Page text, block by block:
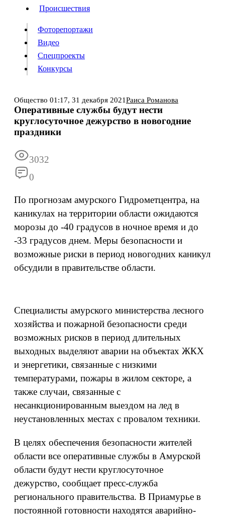
Происшествия
Видео
Конкурсы
Информация Подписка Реклама Архив
Происшествия
Фоторепортажи
Видео
Спецпроекты
Конкурсы
Общество 01:17, 31 декабря 2021Раиса Романова
Оперативные службы будут нести
круглосуточное дежурство в новогодние
праздники
3032
0
По прогнозам амурского Гидрометцентра, на
каникулах на территории области ожидаются
морозы до -40 градусов в ночное время и до
-33 градусов днем. Меры безопасности и
возможные риски в период новогодних каникул
обсудили в правительстве области.
Специалисты амурского министерства лесного
хозяйства и пожарной безопасности среди
возможных рисков в период длительных
выходных выделяют аварии на объектах ЖКХ
и энергетики, связанные с низкими
температурами, пожары в жилом секторе, а
также случаи, связанные с
несанкционированным выездом на лед в
неустановленных местах с провалом техники.
В целях обеспечения безопасности жителей
области все оперативные службы в Амурской
области будут нести круглосуточное
дежурство, сообщает пресс-служба
регионального правительства. В Приамурье в
постоянной готовности находятся аварийно-